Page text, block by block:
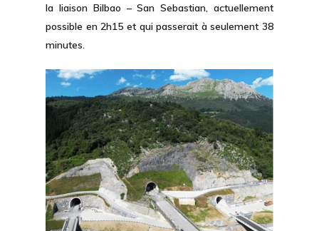
la liaison Bilbao – San Sebastian, actuellement
possible en 2h15 et qui passerait à seulement 38
minutes.